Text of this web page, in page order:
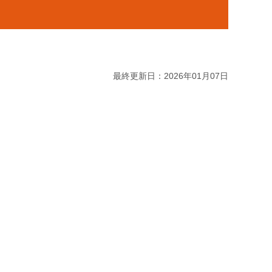
最終更新日：2026年01月07日